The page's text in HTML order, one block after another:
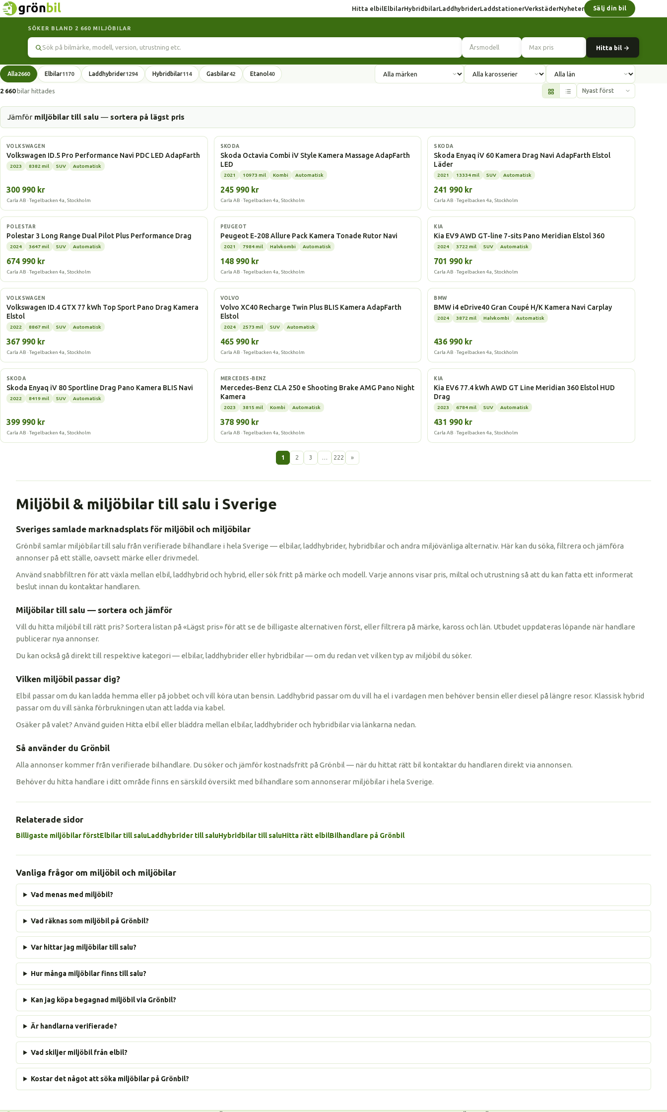
Hitta elbilElbilarHybridbilarLaddhybriderLaddstationerVerkstäderNyheter Sälj din bil
SÖKER BLAND 2 660 MILJÖBILAR
Hitta bil →
Alla2660 Elbilar1170 Laddhybrider1294 Hybridbilar114 Gasbilar42 Etanol40
2 660bilar hittades
Jämför miljöbilar till salu — sortera på lägst pris
Elbil
VOLKSWAGEN
Volkswagen ID.5 Pro Performance Navi PDC LED AdapFarth
2023 8382 mil SUV Automatisk
300 990 kr
Carla AB · Tegelbacken 4a, Stockholm
Laddhybrid
SKODA
Skoda Octavia Combi iV Style Kamera Massage AdapFarth
LED
2021 10973 mil Kombi Automatisk
245 990 kr
Carla AB · Tegelbacken 4a, Stockholm
Elbil
SKODA
Skoda Enyaq iV 60 Kamera Drag Navi AdapFarth Elstol
Läder
2021 13334 mil SUV Automatisk
241 990 kr
Carla AB · Tegelbacken 4a, Stockholm
Elbil
POLESTAR
Polestar 3 Long Range Dual Pilot Plus Performance Drag
2024 3647 mil SUV Automatisk
674 990 kr
Carla AB · Tegelbacken 4a, Stockholm
Elbil
PEUGEOT
Peugeot E-208 Allure Pack Kamera Tonade Rutor Navi
2021 7984 mil Halvkombi Automatisk
148 990 kr
Carla AB · Tegelbacken 4a, Stockholm
Elbil
KIA
Kia EV9 AWD GT-line 7-sits Pano Meridian Elstol 360
2024 3722 mil SUV Automatisk
701 990 kr
Carla AB · Tegelbacken 4a, Stockholm
Elbil
VOLKSWAGEN
Volkswagen ID.4 GTX 77 kWh Top Sport Pano Drag Kamera
Elstol
2022 8867 mil SUV Automatisk
367 990 kr
Carla AB · Tegelbacken 4a, Stockholm
Elbil
VOLVO
Volvo XC40 Recharge Twin Plus BLIS Kamera AdapFarth
Elstol
2024 2573 mil SUV Automatisk
465 990 kr
Carla AB · Tegelbacken 4a, Stockholm
Elbil
BMW
BMW i4 eDrive40 Gran Coupé H/K Kamera Navi Carplay
2024 3872 mil Halvkombi Automatisk
436 990 kr
Carla AB · Tegelbacken 4a, Stockholm
Elbil
SKODA
Skoda Enyaq iV 80 Sportline Drag Pano Kamera BLIS Navi
2022 8419 mil SUV Automatisk
399 990 kr
Carla AB · Tegelbacken 4a, Stockholm
Laddhybrid
MERCEDES-BENZ
Mercedes-Benz CLA 250 e Shooting Brake AMG Pano Night
Kamera
2023 3815 mil Kombi Automatisk
378 990 kr
Carla AB · Tegelbacken 4a, Stockholm
Elbil
KIA
Kia EV6 77.4 kWh AWD GT Line Meridian 360 Elstol HUD
Drag
2023 6784 mil SUV Automatisk
431 990 kr
Carla AB · Tegelbacken 4a, Stockholm
1 2 3 … 222 »
Miljöbil & miljöbilar till salu i Sverige
Sveriges samlade marknadsplats för miljöbil och miljöbilar
Grönbil samlar miljöbilar till salu från verifierade bilhandlare i hela Sverige — elbilar, laddhybrider, hybridbilar och andra miljövänliga alternativ. Här kan du söka, filtrera och jämföra
annonser på ett ställe, oavsett märke eller drivmedel.
Använd snabbfiltren för att växla mellan elbil, laddhybrid och hybrid, eller sök fritt på märke och modell. Varje annons visar pris, miltal och utrustning så att du kan fatta ett informerat
beslut innan du kontaktar handlaren.
Miljöbilar till salu — sortera och jämför
Vill du hitta miljöbil till rätt pris? Sortera listan på «Lägst pris» för att se de billigaste alternativen först, eller filtrera på märke, kaross och län. Utbudet uppdateras löpande när handlare
publicerar nya annonser.
Du kan också gå direkt till respektive kategori — elbilar, laddhybrider eller hybridbilar — om du redan vet vilken typ av miljöbil du söker.
Vilken miljöbil passar dig?
Elbil passar om du kan ladda hemma eller på jobbet och vill köra utan bensin. Laddhybrid passar om du vill ha el i vardagen men behöver bensin eller diesel på längre resor. Klassisk hybrid
passar om du vill sänka förbrukningen utan att ladda via kabel.
Osäker på valet? Använd guiden Hitta elbil eller bläddra mellan elbilar, laddhybrider och hybridbilar via länkarna nedan.
Så använder du Grönbil
Alla annonser kommer från verifierade bilhandlare. Du söker och jämför kostnadsfritt på Grönbil — när du hittat rätt bil kontaktar du handlaren direkt via annonsen.
Behöver du hitta handlare i ditt område finns en särskild översikt med bilhandlare som annonserar miljöbilar i hela Sverige.
Relaterade sidor
Billigaste miljöbilar förstElbilar till saluLaddhybrider till saluHybridbilar till saluHitta rätt elbilBilhandlare på Grönbil
Vanliga frågor om miljöbil och miljöbilar
Vad menas med miljöbil?
Vad räknas som miljöbil på Grönbil?
Var hittar jag miljöbilar till salu?
Hur många miljöbilar finns till salu?
Kan jag köpa begagnad miljöbil via Grönbil?
Är handlarna verifierade?
Vad skiljer miljöbil från elbil?
Kostar det något att söka miljöbilar på Grönbil?